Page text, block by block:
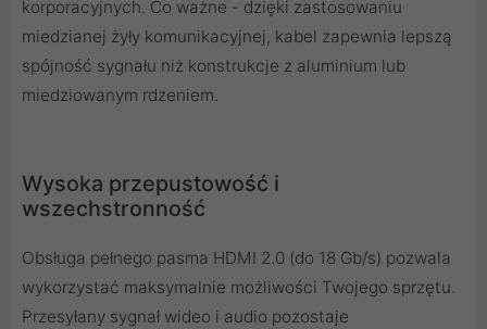
korporacyjnych. Co ważne - dzięki zastosowaniu
miedzianej żyły komunikacyjnej, kabel zapewnia lepszą
spójność sygnału niż konstrukcje z aluminium lub
miedziowanym rdzeniem.
Wysoka przepustowość i
wszechstronność
Obsługa pełnego pasma HDMI 2.0 (do 18 Gb/s) pozwala
wykorzystać maksymalnie możliwości Twojego sprzętu.
Przesyłany sygnał wideo i audio pozostaje